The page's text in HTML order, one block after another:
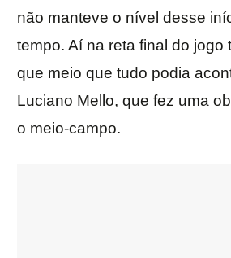
não manteve o nível desse
tempo. Aí na reta final do jogo
que meio que tudo podia
Luciano Mello, que fez uma
o meio-campo.